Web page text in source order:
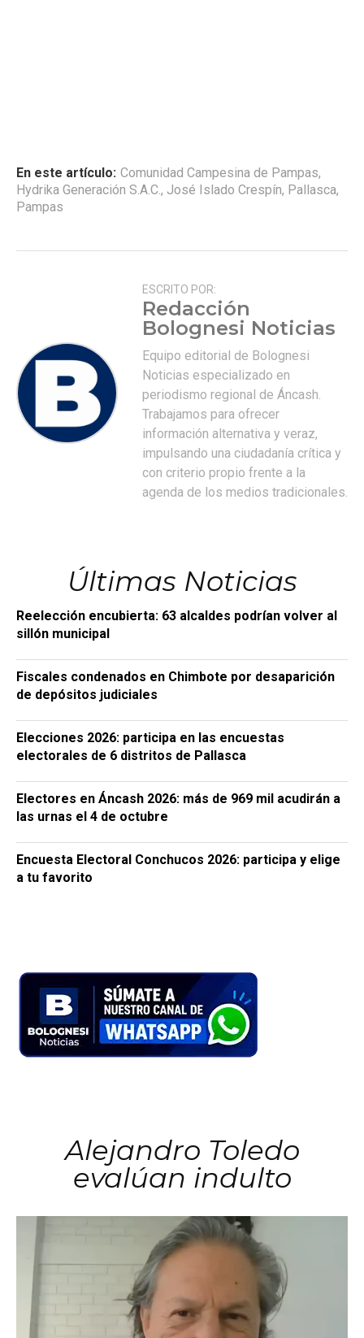
En este artículo: Comunidad Campesina de Pampas,
Hydrika Generación S.A.C., José Islado Crespín, Pallasca,
Pampas
ESCRITO POR:
Redacción
Bolognesi Noticias
Equipo editorial de Bolognesi
Noticias especializado en
periodismo regional de Áncash.
Trabajamos para ofrecer
información alternativa y veraz,
impulsando una ciudadanía crítica y
con criterio propio frente a la
agenda de los medios tradicionales.
Últimas Noticias
Reelección encubierta: 63 alcaldes podrían volver al
sillón municipal
Fiscales condenados en Chimbote por desaparición
de depósitos judiciales
Elecciones 2026: participa en las encuestas
electorales de 6 distritos de Pallasca
Electores en Áncash 2026: más de 969 mil acudirán a
las urnas el 4 de octubre
Encuesta Electoral Conchucos 2026: participa y elige
a tu favorito
Alejandro Toledo
evalúan indulto